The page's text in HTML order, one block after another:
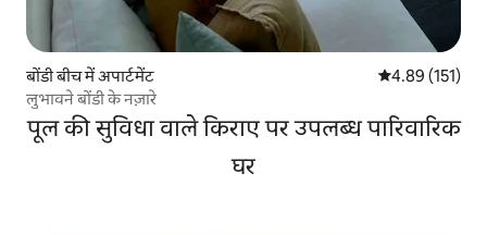
बोंडी बीच में अपार्टमेंट औसत रेटिंग 5 में से
4.89 (151)
लुभावने बोंडी के नज़ारे
पूल की सुविधा वाले किराए पर उपलब्ध पारिवारिक
घर